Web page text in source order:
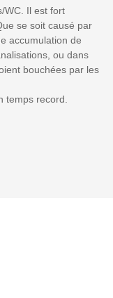
WC. Il est fort
se soit causé par
accumulation de
ou dans
bouchées par les
temps record.